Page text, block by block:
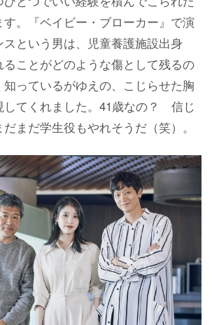
。『ベイビー・ブローカー』で演
スという男は、児童養護施設出身
ことがどのような傷として残るの
っているがゆえの、こじらせた胸
してくれました。41歳なの？ 信じ
まだ学生役もやれそうだ（笑）。